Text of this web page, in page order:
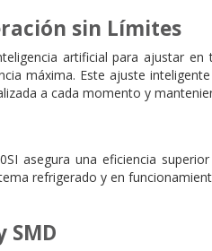
sin Límites
artificial para ajustar
máxima. Este ajuste
a cada momento y
asegura una eficiencia
refrigerado y en
SMD